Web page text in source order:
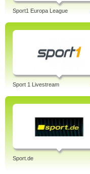
Sport1 Europa League
Sport 1 Livestream
Sport.de